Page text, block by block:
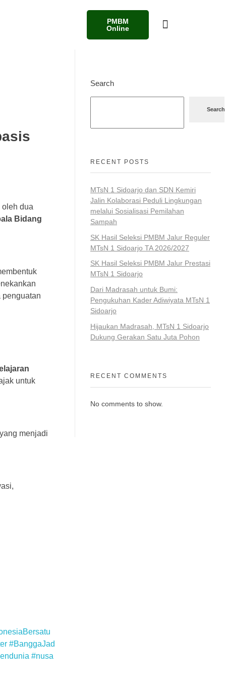
PMBM
Online
dua
Bidang
penguatan
untuk
menjadi
#BanggaJad
#nusa
Search
Search
RECENT POSTS
MTsN 1 Sidoarjo dan SDN Kemiri
Jalin Kolaborasi Peduli Lingkungan
melalui Sosialisasi Pemilahan
Sampah
SK Hasil Seleksi PMBM Jalur Reguler
MTsN 1 Sidoarjo TA 2026/2027
SK Hasil Seleksi PMBM Jalur Prestasi
MTsN 1 Sidoarjo
Dari Madrasah untuk Bumi:
Pengukuhan Kader Adiwiyata MTsN 1
Sidoarjo
Hijaukan Madrasah, MTsN 1 Sidoarjo
Dukung Gerakan Satu Juta Pohon
RECENT COMMENTS
No comments to show.